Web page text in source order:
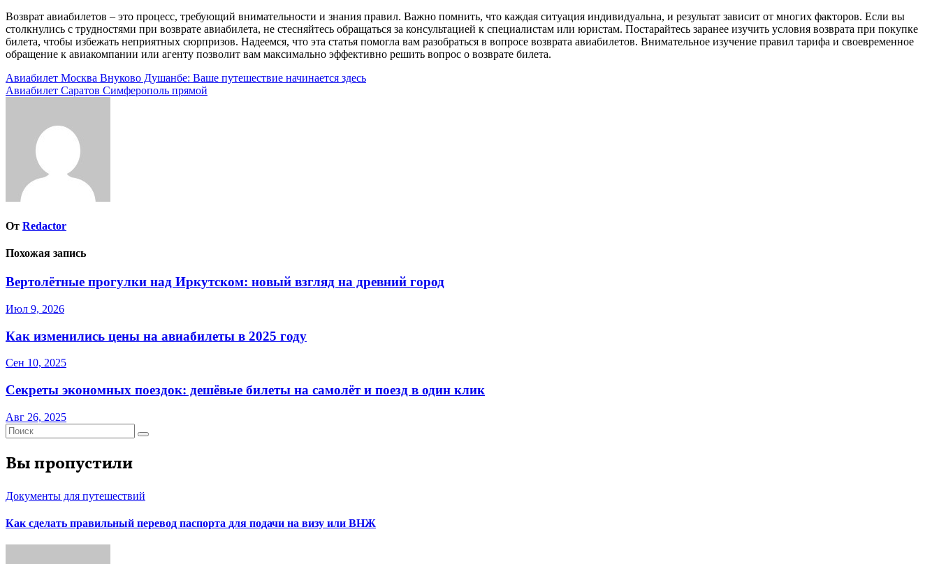
Возврат авиабилетов – это процесс, требующий внимательности и знания правил. Важно помнить, что каждая ситуация индивидуальна, и результат зависит от многих факторов. Если вы
столкнулись с трудностями при возврате авиабилета, не стесняйтесь обращаться за консультацией к специалистам или юристам. Постарайтесь заранее изучить условия возврата при покупке
билета, чтобы избежать неприятных сюрпризов. Надеемся, что эта статья помогла вам разобраться в вопросе возврата авиабилетов. Внимательное изучение правил тарифа и своевременное
обращение к авиакомпании или агенту позволит вам максимально эффективно решить вопрос о возврате билета.
Навигация
по
Авиабилет Москва Внуково Душанбе: Ваше путешествие начинается здесь
Авиабилет Саратов Симферополь прямой
От Redactor
Похожая запись
Вертолётные прогулки над Иркутском: новый взгляд на древний город
Июл 9, 2026
Как изменились цены на авиабилеты в 2025 году
Сен 10, 2025
Секреты экономных поездок: дешёвые билеты на самолёт и поезд в один клик
Авг 26, 2025
Вы пропустили
Документы для путешествий
Как сделать правильный перевод паспорта для подачи на визу или ВНЖ